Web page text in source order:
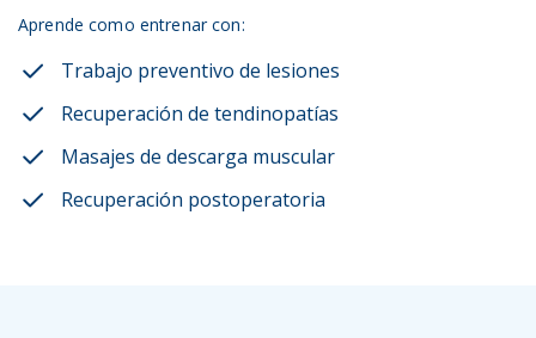
Aprende como entrenar con:
Trabajo preventivo de lesiones
Recuperación de tendinopatías
Masajes de descarga muscular
Recuperación postoperatoria